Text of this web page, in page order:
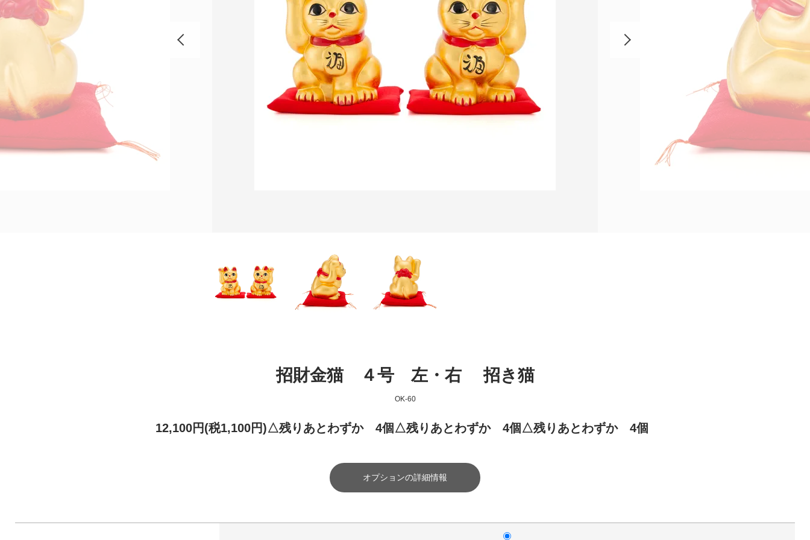
招財金猫 ４号 左・右 招き猫
OK-60
12,100円(税1,100円)△残りあとわずか 4個△残りあとわずか 4個△残りあとわずか 4個
オプションの詳細情報